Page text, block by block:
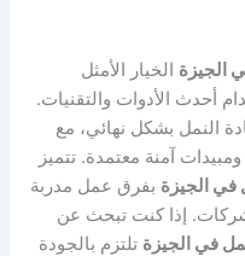
الجيزة الخيار الأمثل
أحدث الأدوات والتقنيات.
النمل بشكل نهائي، مع
آمنة معتمدة. تتميز
في الجيزة بفرق عمل مدربة
إذا كنت تبحث عن
في الجيزة تلتزم بالجودة